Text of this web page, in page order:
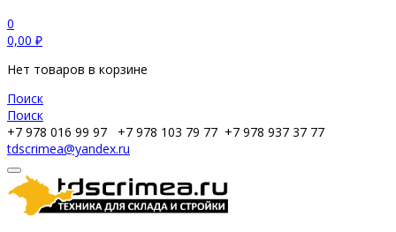
0
0,00 ₽
Нет товаров в корзине
Поиск
Поиск
+7 978 016 99 97
+7 978 103 79 77 +7 978 937 37 77
tdscrimea@yandex.ru